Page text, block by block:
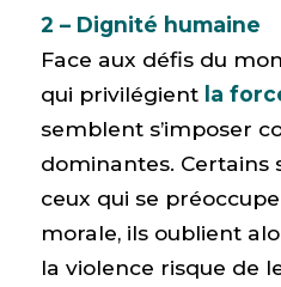
2 – Dignité humaine
Face aux défis du
qui privilégient la
semblent s’imposer
dominantes. Certains
ceux qui se
morale, ils oublient
la violence risque de